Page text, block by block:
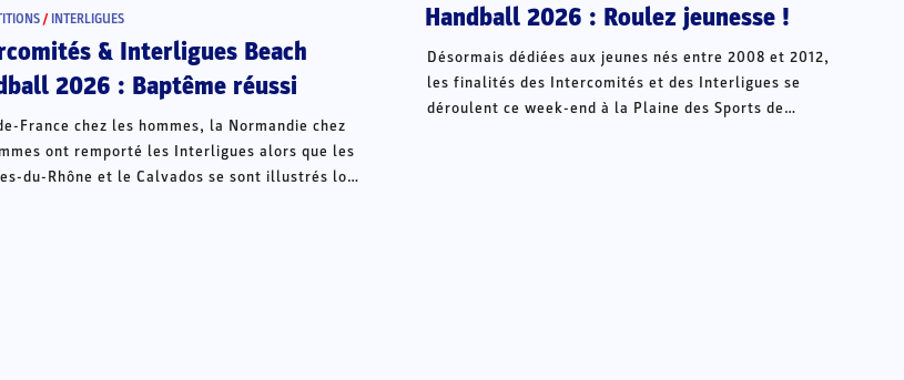
/ INTERLIGUES
& Interligues Beach
2026 : Baptême réussi
France chez les hommes, la Normandie chez
ont remporté les Interligues alors que les
du-Rhône et le Calvados se sont illustrés lors
Handball 2026 : Roulez jeunesse !
Désormais dédiées aux jeunes nés entre 2008 et 2012,
les finalités des Intercomités et des Interligues se
déroulent ce week-end à la Plaine des Sports de